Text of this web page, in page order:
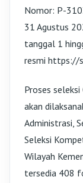
Nomor: P-
31 Agustus
tanggal 1
resmi https://
Proses
akan
Administrasi,
Seleksi
Wilayah
tersedia 408